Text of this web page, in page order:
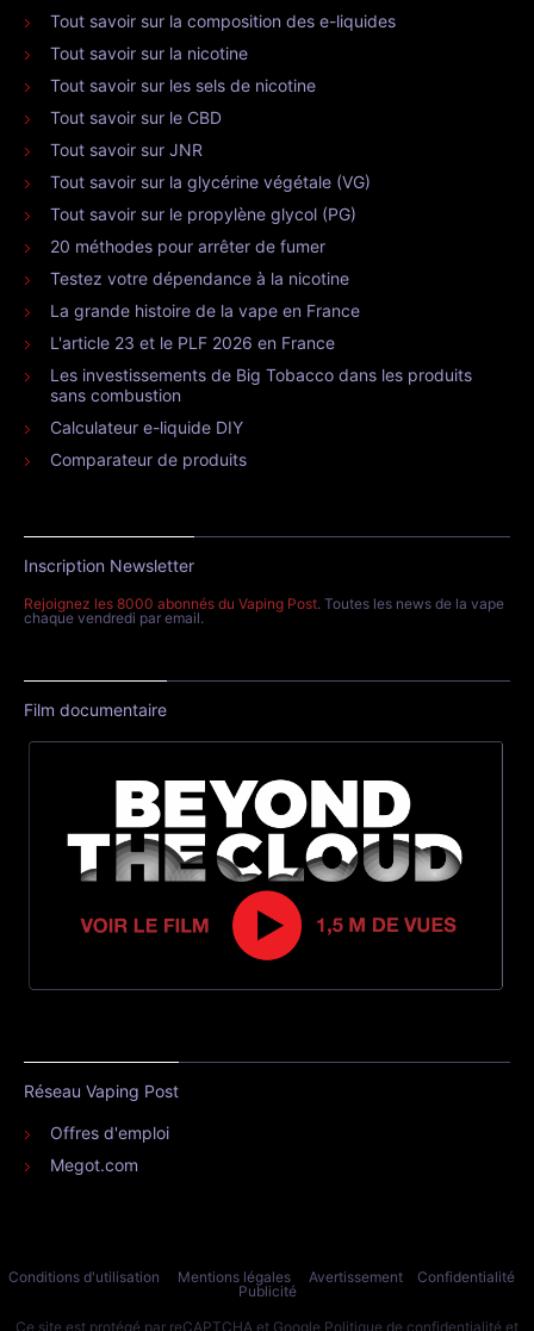
Tout savoir sur la composition des e-liquides
Tout savoir sur la nicotine
Tout savoir sur les sels de nicotine
Tout savoir sur le CBD
Tout savoir sur JNR
Tout savoir sur la glycérine végétale (VG)
Tout savoir sur le propylène glycol (PG)
20 méthodes pour arrêter de fumer
Testez votre dépendance à la nicotine
La grande histoire de la vape en France
L'article 23 et le PLF 2026 en France
Les investissements de Big Tobacco dans les produits
sans combustion
Calculateur e-liquide DIY
Comparateur de produits
Inscription Newsletter
Rejoignez les 8000 abonnés du Vaping Post. Toutes les news de la vape
chaque vendredi par email.
Film documentaire
Réseau Vaping Post
Offres d'emploi
Megot.com
Conditions d'utilisation Mentions légales Avertissement
Confidentialité
Publicité
Ce site est protégé par reCAPTCHA et Google Politique de confidentialité et